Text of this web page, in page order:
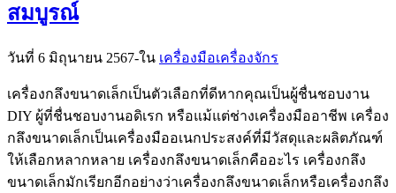
สมบูรณ์
วันที่ 6 มิถุนายน 2567-ใน เครื่องมือเครื่องจักร
เครื่องกลึงขนาดเล็กเป็นตัวเลือกที่ดีหากคุณเป็นผู้ชื่นชอบงาน
DIY ผู้ที่ชื่นชอบงานอดิเรก หรือแม้แต่ช่างเครื่องมืออาชีพ เครื่อง
กลึงขนาดเล็กเป็นเครื่องมืออเนกประสงค์ที่มีวัสดุและผลิตภัณฑ์
ให้เลือกหลากหลาย เครื่องกลึงขนาดเล็กคืออะไร เครื่องกลึง
ขนาดเล็กมักเรียกอีกอย่างว่าเครื่องกลึงขนาดเล็กหรือเครื่องกลึง